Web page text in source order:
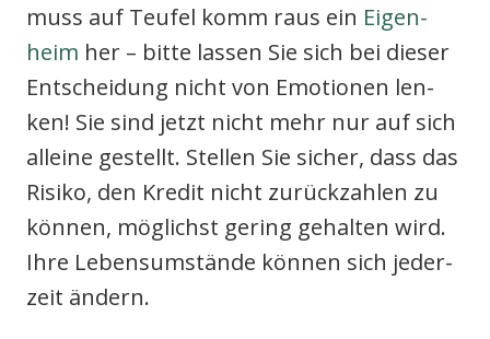
muss auf Teu­fel komm raus ein Eigen­
heim her – bit­te las­sen Sie sich bei die­ser
Ent­schei­dung nicht von Emo­tio­nen len­
ken! Sie sind jetzt nicht mehr nur auf sich
allei­ne gestellt. Stel­len Sie sicher, dass das
Risi­ko, den Kre­dit nicht zurück­zah­len zu
kön­nen, mög­lichst gering gehal­ten wird.
Ihre Lebens­um­stän­de kön­nen sich jeder­
zeit ändern.